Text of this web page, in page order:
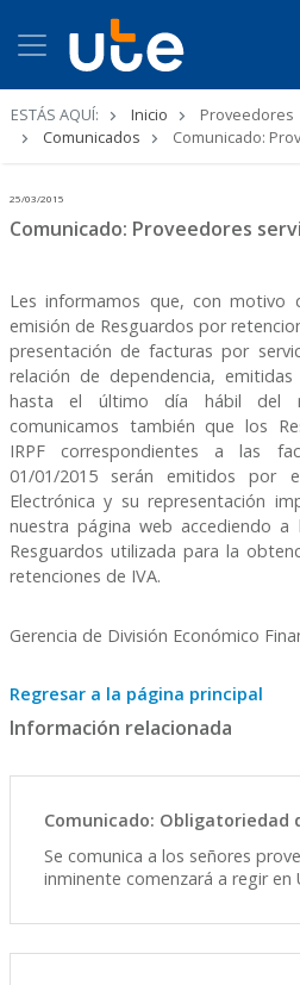
ESTÁS AQUÍ: Inicio Proveedores
Comunicados
Comunicado:
25/03/2015
Comunicado: Proveedores
Les informamos que, con motivo
emisión de Resguardos por
presentación de facturas por
relación de dependencia,
hasta el último día hábil del
comunicamos también que los
IRPF correspondientes a las
01/01/2015 serán emitidos por
Electrónica y su representación
nuestra página web accediendo
Resguardos utilizada para la
retenciones de IVA.
Gerencia de División Económico
Regresar a la página principal
Información relacionada
Comunicado: Obligatoriedad
Se comunica a los señores
inminente comenzará a regir en